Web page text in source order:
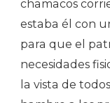
chamacos
estaba él con
para que el
necesidades
la vista de